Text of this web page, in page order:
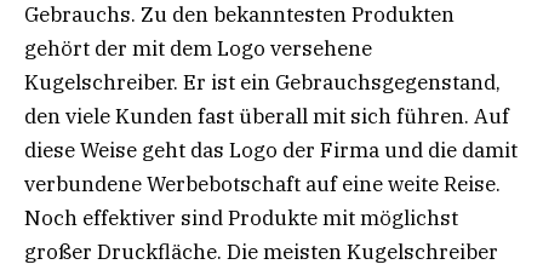
Gebrauchs. Zu den bekanntesten Produkten
gehört der mit dem Logo versehene
Kugelschreiber. Er ist ein Gebrauchsgegenstand,
den viele Kunden fast überall mit sich führen. Auf
diese Weise geht das Logo der Firma und die damit
verbundene Werbebotschaft auf eine weite Reise.
Noch effektiver sind Produkte mit möglichst
großer Druckfläche. Die meisten Kugelschreiber